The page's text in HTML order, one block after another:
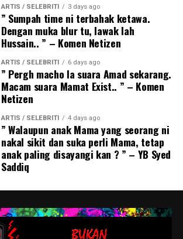
ARTIS / SELEBRITI 3 days ago
” Sumpah time ni terbahak ketawa.
Dengan muka blur tu, lawak lah
Hussain.. ” – Komen Netizen
ARTIS / SELEBRITI 6 days ago
” Pergh macho la suara Amad sekarang.
Macam suara Mamat Exist.. ” – Komen
Netizen
ARTIS / SELEBRITI 4 days ago
” Walaupun anak Mama yang seorang ni
nakal sikit dan suka perli Mama, tetap
anak paling disayangi kan ? ” – YB Syed
Saddiq